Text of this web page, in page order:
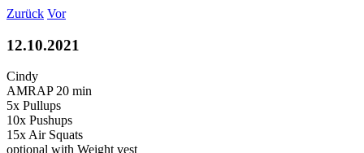
Zum
springen
Zurück Vor
12.10.2021
Cindy
AMRAP 20 min
5x Pullups
10x Pushups
15x Air Squats
optional with Weight vest